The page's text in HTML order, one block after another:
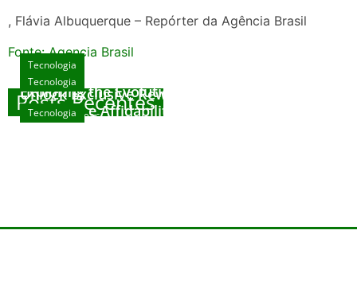
, Flávia Albuquerque – Repórter da Agência Brasil
Fonte: Agencia Brasil
Posts Recentes
Tecnologia
Exploring the Evolution of Online Slot Games
agosto 7, 2026
Tecnologia
Unlock Exclusive Rewards at The Big Dog
House
Tecnologia
Sicurezza e Affidabilità di Mr Nulls Wicked
Wares
Tecnologia